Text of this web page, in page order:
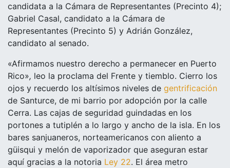
candidata a la Cámara de Representantes (Precinto 4);
Gabriel Casal, candidato a la Cámara de
Representantes (Precinto 5) y Adrián González,
candidato al senado.
«Afirmamos nuestro derecho a permanecer en Puerto
Rico», leo la proclama del Frente y tiemblo. Cierro los
ojos y recuerdo los altísimos niveles de gentrificación
de Santurce, de mi barrio por adopción por la calle
Cerra. Las cajas de seguridad guindadas en los
portones a tutiplén a lo largo y ancho de la isla. En los
bares sanjuaneros, norteamericanos con aliento a
güisqui y melón de vaporizador que aseguran estar
aquí gracias a la notoria Ley 22. El área metro